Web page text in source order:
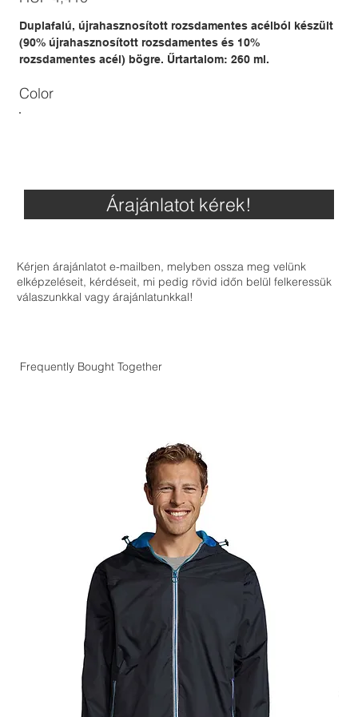
Duplafalú, újrahasznosított rozsdamentes acélból készült
(90% újrahasznosított rozsdamentes és 10%
rozsdamentes acél) bögre. Űrtartalom: 260 ml.
Color
Árajánlatot kérek!
Kérjen árajánlatot e-mailben, melyben ossza meg velünk
elképzeléseit, kérdéseit, mi pedig rövid időn belül felkeressük
válaszunkkal vagy árajánlatunkkal!
Frequently Bought Together